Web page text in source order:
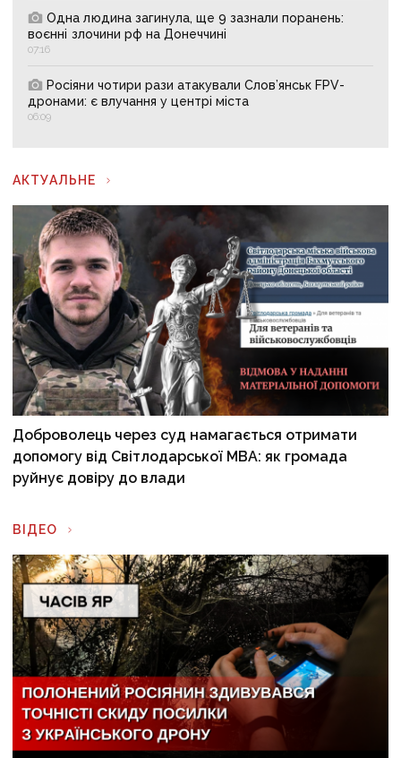
Одна людина загинула, ще 9 зазнали поранень:
воєнні злочини рф на Донеччині
07:16
Росіяни чотири рази атакували Слов’янськ FPV-
дронами: є влучання у центрі міста
06:09
АКТУАЛЬНЕ
Доброволець через суд намагається отримати
допомогу від Світлодарської МВА: як громада
руйнує довіру до влади
ВІДЕО